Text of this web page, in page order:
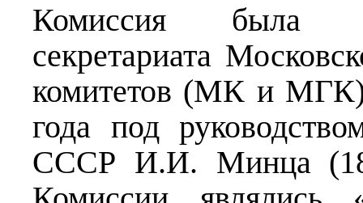
Комиссия была
секретариата
комитетов (МК и
года под
СССР И.И. Минца